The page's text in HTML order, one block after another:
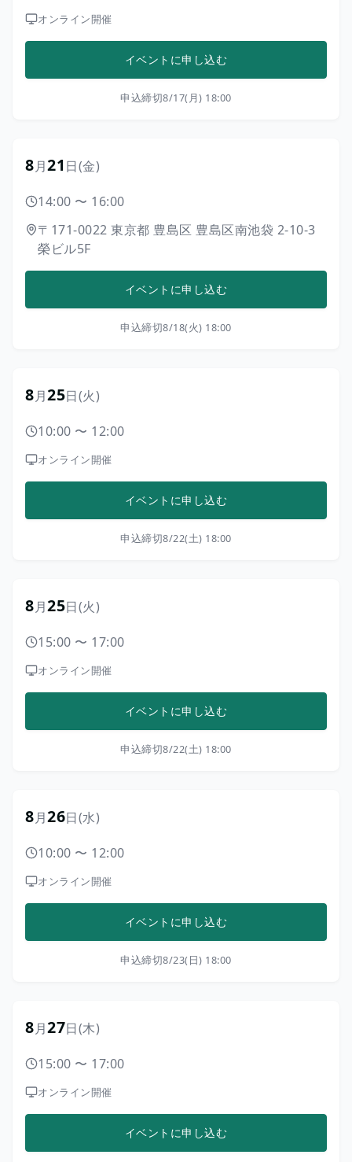
オンライン開催
イベントに申し込む
申込締切8/17(月) 18:00
8月21日(金)
14:00 〜 16:00
〒171-0022 東京都 豊島区 豊島区南池袋 2-10-3
榮ビル5F
イベントに申し込む
申込締切8/18(火) 18:00
8月25日(火)
10:00 〜 12:00
オンライン開催
イベントに申し込む
申込締切8/22(土) 18:00
8月25日(火)
15:00 〜 17:00
オンライン開催
イベントに申し込む
申込締切8/22(土) 18:00
8月26日(水)
10:00 〜 12:00
オンライン開催
イベントに申し込む
申込締切8/23(日) 18:00
8月27日(木)
15:00 〜 17:00
オンライン開催
イベントに申し込む